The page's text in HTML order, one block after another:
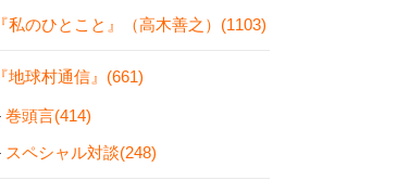
『私のひとこと』（高木善之）(1103)
『地球村通信』(661)
巻頭言(414)
スペシャル対談(248)